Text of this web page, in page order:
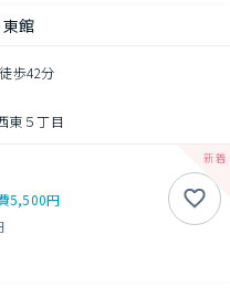
館
歩42分
東５丁目
5,500円